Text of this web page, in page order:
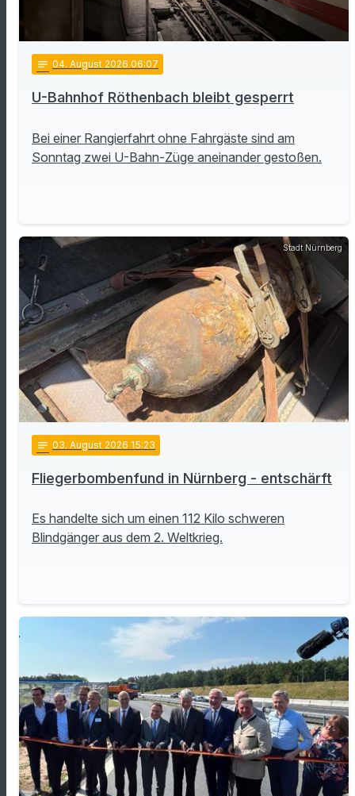
notes 04. August 2026 06:07
U-Bahnhof Röthenbach bleibt gesperrt
Bei einer Rangierfahrt ohne Fahrgäste sind am
Sonntag zwei U-Bahn-Züge aneinander gestoßen.
Stadt Nürnberg
notes 03. August 2026 15:23
Fliegerbombenfund in Nürnberg - entschärft
Es handelte sich um einen 112 Kilo schweren
Blindgänger aus dem 2. Weltkrieg.